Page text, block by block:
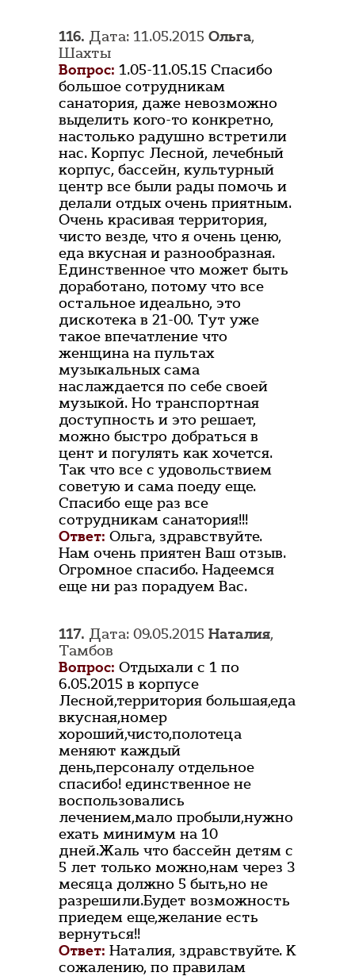
116. Дата: 11.05.2015 Ольга,
Шахты
Вопрос: 1.05-11.05.15 Спасибо
большое сотрудникам
санатория, даже невозможно
выделить кого-то конкретно,
настолько радушно встретили
нас. Корпус Лесной, лечебный
корпус, бассейн, культурный
центр все были рады помочь и
делали отдых очень приятным.
Очень красивая территория,
чисто везде, что я очень ценю,
еда вкусная и разнообразная.
Единственное что может быть
доработано, потому что все
остальное идеально, это
дискотека в 21-00. Тут уже
такое впечатление что
женщина на пультах
музыкальных сама
наслаждается по себе своей
музыкой. Но транспортная
доступность и это решает,
можно быстро добраться в
цент и погулять как хочется.
Так что все с удовольствием
советую и сама поеду еще.
Спасибо еще раз все
сотрудникам санатория!!!
Ответ: Ольга, здравствуйте.
Нам очень приятен Ваш отзыв.
Огромное спасибо. Надеемся
еще ни раз порадуем Вас.
117. Дата: 09.05.2015 Наталия,
Тамбов
Вопрос: Отдыхали с 1 по
6.05.2015 в корпусе
Лесной,территория большая,еда
вкусная,номер
хороший,чисто,полотеца
меняют каждый
день,персоналу отдельное
спасибо! единственное не
воспользовались
лечением,мало пробыли,нужно
ехать минимум на 10
дней.Жаль что бассейн детям с
5 лет только можно,нам через 3
месяца должно 5 быть,но не
разрешили.Будет возможность
приедем еще,желание есть
вернуться!!
Ответ: Наталия, здравствуйте. К
сожалению, по правилам